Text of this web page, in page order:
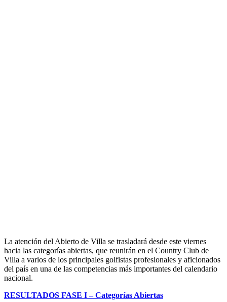
La atención del Abierto de Villa se trasladará desde este viernes
hacia las categorías abiertas, que reunirán en el Country Club de
Villa a varios de los principales golfistas profesionales y aficionados
del país en una de las competencias más importantes del calendario
nacional.
RESULTADOS FASE I – Categorías Abiertas